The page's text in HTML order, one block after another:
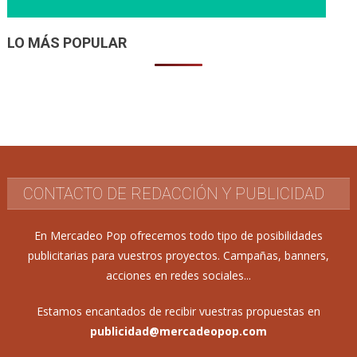
LO MÁS POPULAR
CONTACTO DE REDACCIÓN Y PUBLICIDAD
En Mercadeo Pop ofrecemos todo tipo de posibilidades
publicitarias para vuestros proyectos. Campañas, banners,
acciones en redes sociales...
Estamos encantados de recibir vuestras propuestas en
publicidad@mercadeopop.com